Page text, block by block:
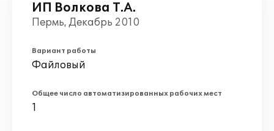
ИП Волкова Т.А.
Пермь, Декабрь 2010
Вариант работы
Файловый
Общее число автоматизированных рабочих мест
1